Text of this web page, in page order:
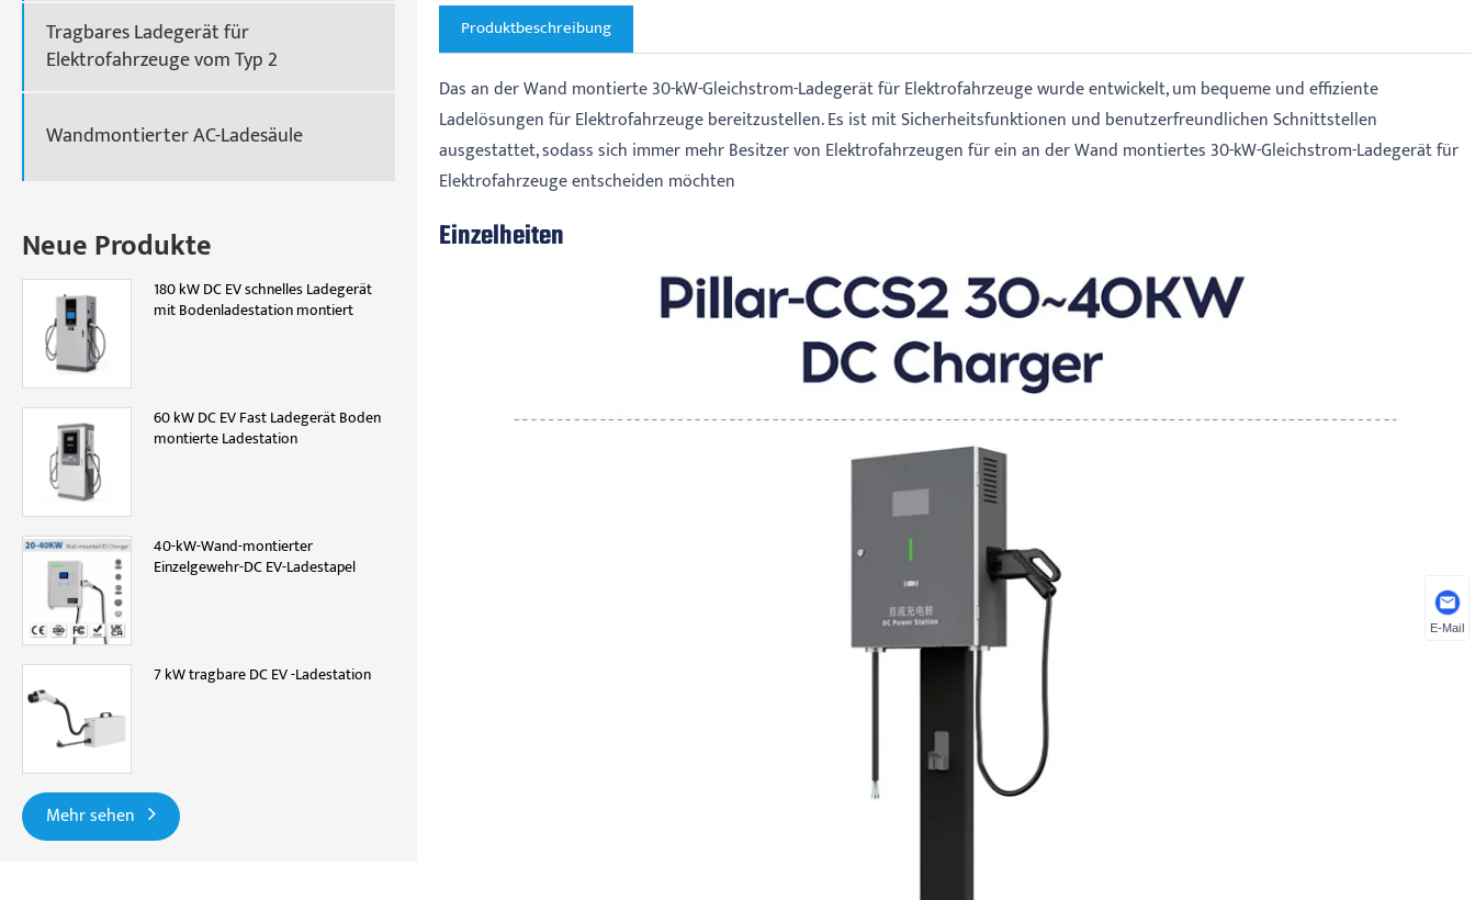
Tragbares Ladegerät für
Elektrofahrzeuge vom Typ 2
Wandmontierter AC-Ladesäule
Neue Produkte
180 kW DC EV schnelles Ladegerät
mit Bodenladestation montiert
60 kW DC EV Fast Ladegerät Boden
montierte Ladestation
40-kW-Wand-montierter
Einzelgewehr-DC EV-Ladestapel
7 kW tragbare DC EV -Ladestation
Mehr sehen
Produktbeschreibung
Das an der Wand montierte 30-kW-Gleichstrom-Ladegerät für Elektrofahrzeuge wurde entwickelt, um bequeme und effiziente
Ladelösungen für Elektrofahrzeuge bereitzustellen. Es ist mit Sicherheitsfunktionen und benutzerfreundlichen Schnittstellen
ausgestattet, sodass sich immer mehr Besitzer von Elektrofahrzeugen für ein an der Wand montiertes 30-kW-Gleichstrom-Ladegerät für
Elektrofahrzeuge entscheiden möchten
Einzelheiten
E-Mail